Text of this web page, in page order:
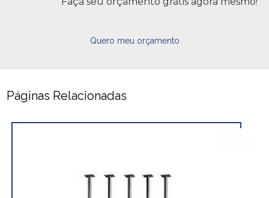
Quero meu orçamento
Páginas Relacionadas